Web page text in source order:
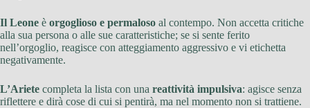
Il Leone è orgoglioso e permaloso al contempo. Non accetta critiche
alla sua persona o alle sue caratteristiche; se si sente ferito
nell’orgoglio, reagisce con atteggiamento aggressivo e vi etichetta
negativamente.
L’Ariete completa la lista con una reattività impulsiva: agisce senza
riflettere e dirà cose di cui si pentirà, ma nel momento non si trattiene.